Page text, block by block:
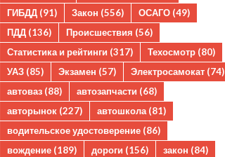
ГИБДД (91) Закон (556) ОСАГО (49)
ПДД (136) Происшествия (56)
Статистика и рейтинги (317) Техосмотр (80)
УАЗ (85) Экзамен (57) Электросамокат (74)
автоваз (88) автозапчасти (68)
авторынок (227) автошкола (81)
водительское удостоверение (86)
вождение (189) дороги (156) закон (84)